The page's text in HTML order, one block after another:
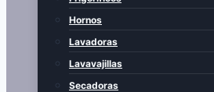
Hornos
Lavadoras
Lavavajillas
Secadoras